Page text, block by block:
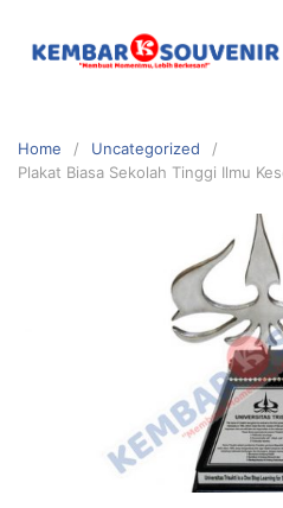
Home
Uncategorized
Plakat Biasa Sekolah Tinggi Ilmu